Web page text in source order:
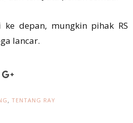
depan, mungkin pihak RS
lancar.
, TENTANG RAY